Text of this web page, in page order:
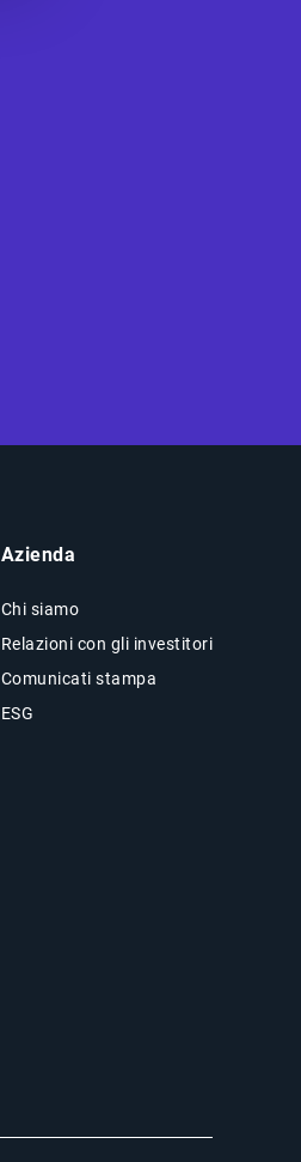
Azienda
Chi siamo
Relazioni con gli investitori
Comunicati stampa
ESG